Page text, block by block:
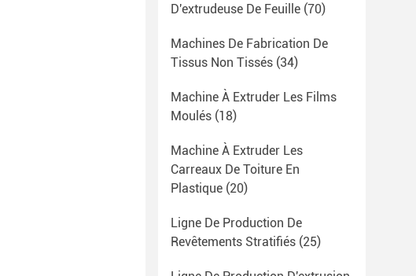
D'extrudeuse De Feuille (70)
Machines De Fabrication De
Tissus Non Tissés (34)
Machine À Extruder Les Films
Moulés (18)
Machine À Extruder Les
Carreaux De Toiture En
Plastique (20)
Ligne De Production De
Revêtements Stratifiés (25)